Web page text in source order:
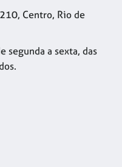
Centro, Rio de
segunda a sexta, das